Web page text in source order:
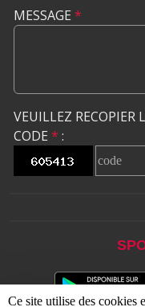
MESSAGE *
VEUILLEZ RECOPIER
CODE * :
Ce site utilise des cookies